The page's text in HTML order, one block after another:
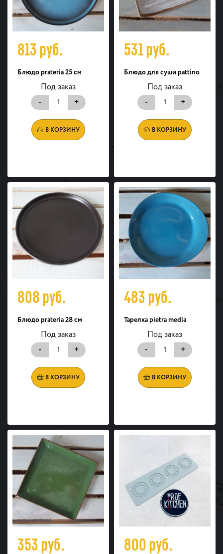
813руб.
Блюдо prateria 25 см
Под заказ
-
+
В КОРЗИНУ
531руб.
Блюдо для суши pattino
Под заказ
-
+
В КОРЗИНУ
808руб.
Блюдо prateria 28 см
Под заказ
-
+
В КОРЗИНУ
483руб.
Тарелка pietra media
Под заказ
-
+
В КОРЗИНУ
353руб. 800руб.